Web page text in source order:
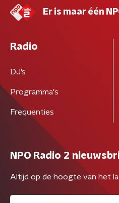
Er is maar één
Radio
DJ’s
Programma's
Frequenties
NPO Radio 2
Altijd op de hoogte van het